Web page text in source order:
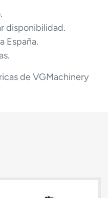
disponibilidad.
España.
de VGMachinery